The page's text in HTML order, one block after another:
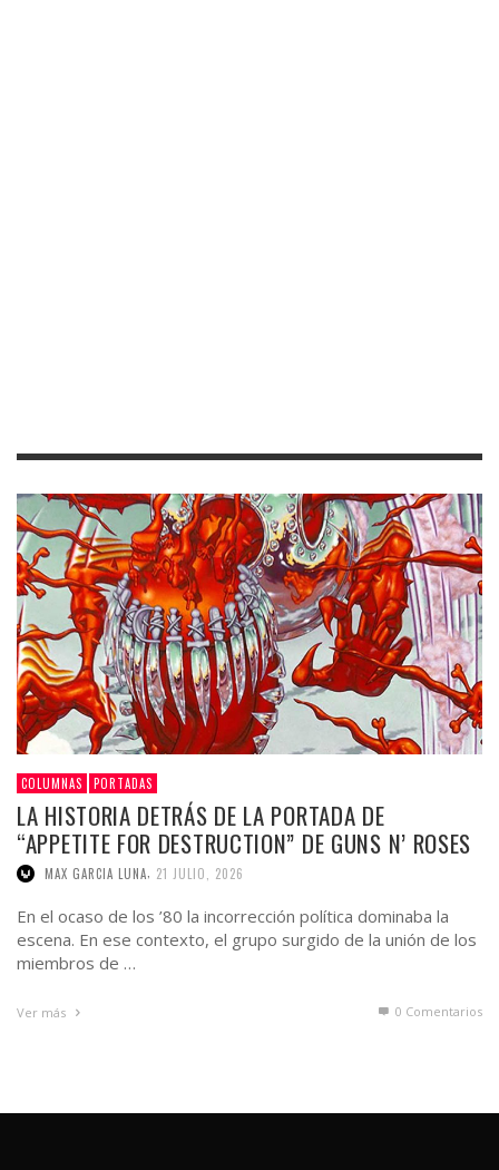
COLUMNAS PORTADAS
LA HISTORIA DETRÁS DE LA PORTADA DE
“APPETITE FOR DESTRUCTION” DE GUNS N’ ROSES
MAX GARCIA LUNA 21 JULIO, 2026
En el ocaso de los ’80 la incorrección política dominaba la
escena. En ese contexto, el grupo surgido de la unión de los
miembros de …
Ver más 0 Comentarios